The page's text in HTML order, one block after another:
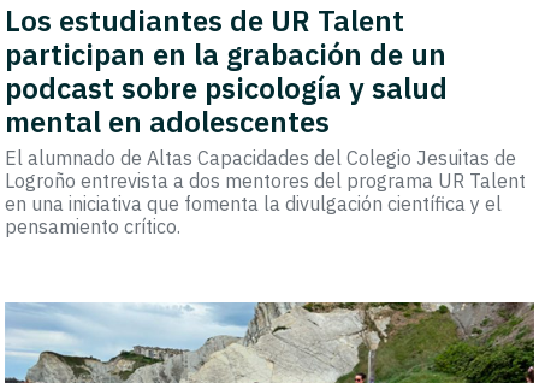
Los estudiantes de UR Talent
participan en la grabación de un
podcast sobre psicología y salud
mental en adolescentes
El alumnado de Altas Capacidades del Colegio Jesuitas de
Logroño entrevista a dos mentores del programa UR Talent
en una iniciativa que fomenta la divulgación científica y el
pensamiento crítico.